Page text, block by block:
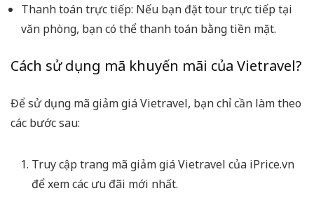
Thanh toán trực tiếp: Nếu bạn đặt tour trực tiếp tại
văn phòng, bạn có thể thanh toán bằng tiền mặt.
Cách sử dụng mã khuyến mãi của Vietravel?
Để sử dụng mã giảm giá Vietravel, bạn chỉ cần làm theo
các bước sau:
Truy cập trang mã giảm giá Vietravel của iPrice.vn
để xem các ưu đãi mới nhất.